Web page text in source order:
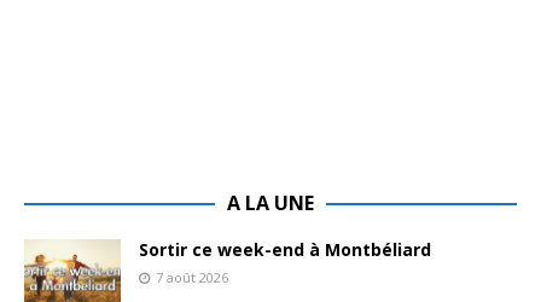
A LA UNE
Sortir ce week-end à Montbéliard
7 août 2026